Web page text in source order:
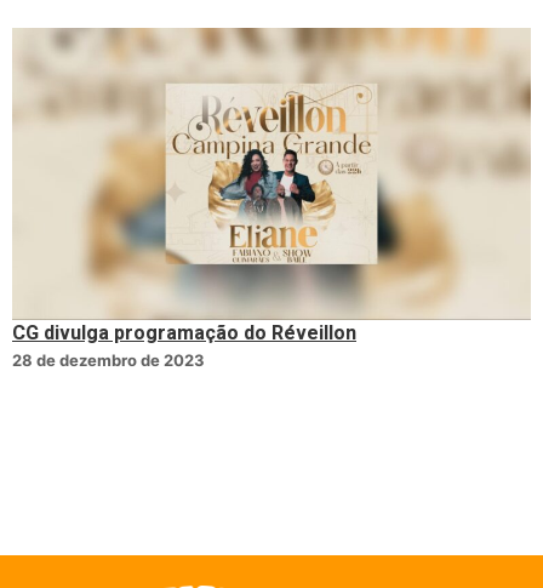
CG divulga programação do Réveillon
28 de dezembro de 2023